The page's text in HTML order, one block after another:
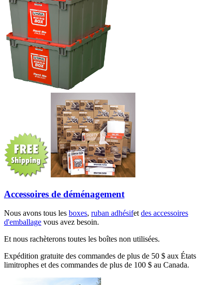
Accessoires de déménagement
Nous avons tous les boxes, ruban adhésifet des accessoires
d'emballage vous avez besoin.
Et nous rachèterons toutes les boîtes non utilisées.
Expédition gratuite des commandes de plus de 50 $ aux États
limitrophes et des commandes de plus de 100 $ au Canada.